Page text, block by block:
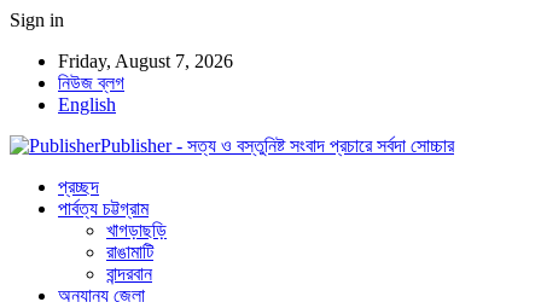
Sign in
Friday, August 7, 2026
নিউজ ব্লগ
English
Publisher - সত্য ও বস্তুনিষ্ট সংবাদ প্রচারে সর্বদা সোচ্চার
প্রচ্ছদ
পার্বত্য চট্টগ্রাম
খাগড়াছড়ি
রাঙামাটি
বান্দরবান
অন্যান্য জেলা